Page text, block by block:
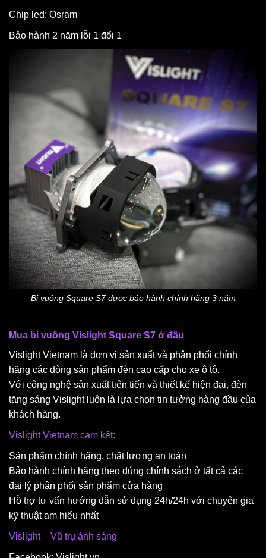
Chip led: Osram
Bảo hành 2 năm lỗi 1 đổi 1
Bi vuông Square S7 được bảo hành chính hãng 3 năm
Mua bi vuông Vislight Square S7 ở đâu
Vislight Vietnam là đơn vị sản xuất và phân phối chính
hãng các dòng sản phẩm đèn cao cấp cho xe ô tô.
Với công nghệ sản xuất tiên tiến và thiết kế hiện đại, đèn
tăng sáng Vislight luôn là lựa chọn tin tưởng hàng đầu của
khách hàng.
Vislight Vietnam cam kết:
Sản phẩm chính hãng, chất lượng an toàn
Bảo hành chính hãng theo đúng chính sách ở tất cả các
đại lý phân phối sản phẩm cửa hàng
Hỗ trợ tư vấn hướng dẫn sử dụng 24h/24h với chuyên gia
kỹ thuật am hiểu nhất
Vislight – Vũ trụ ánh sáng